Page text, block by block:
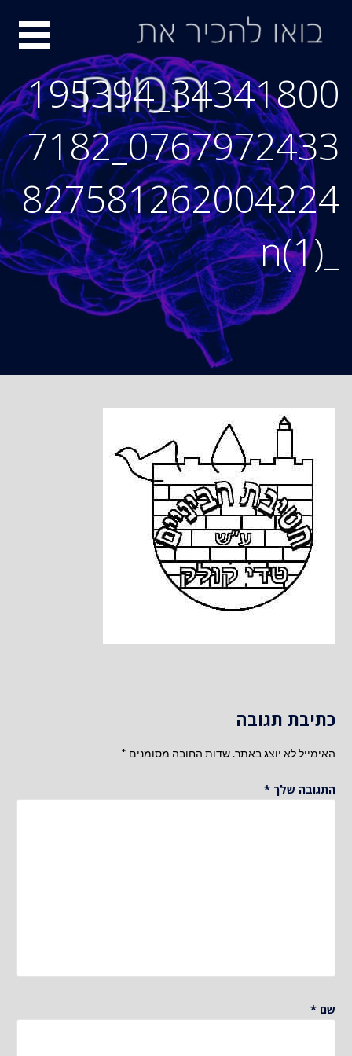
סיור
34341800_195394
0767972433_7182
827581262004224
כתיבת תגובה
האימייל לא יוצג באתר.שדות החובה מסומנים *
התגובה שלך *
שם *